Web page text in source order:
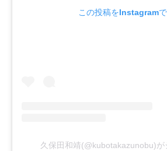
この投稿をInstagram
久保田和靖(@kubotakazunobu)が